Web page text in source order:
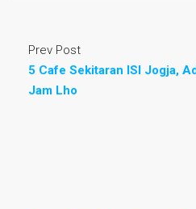
Prev Post
5 Cafe Sekitaran ISI Jogja,
Jam Lho